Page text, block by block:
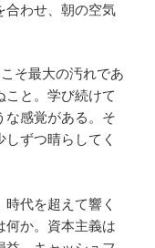
合わせ、朝の空気
そ最大の汚れであ
こと。学び続けて
な感覚がある。そ
ずつ晴らしてく
代を超えて響く
何か。資本主義は